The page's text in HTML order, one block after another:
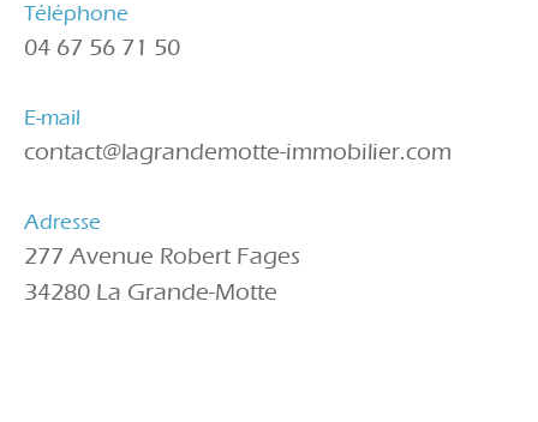
Téléphone
04 67 56 71 50
E-mail
contact@lagrandemotte-immobilier.com
Adresse
277 Avenue Robert Fages
34280 La Grande-Motte